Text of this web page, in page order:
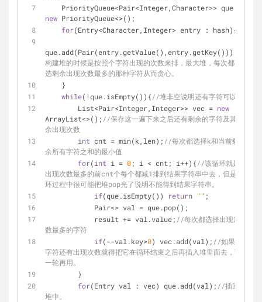
new PriorityQueue<>();
for(Entry<Character,Integer> entry : hash){
que.add(Pair(entry.getValue(),entry.getKey()));
构建堆的时候是按照个字符出现的次数来排，最大堆，每次都先
选剩余出现次数最多的那种字符从而贪心。
    }
while(!que.isEmpty()){//堆非空说明还有字符可以排
        List<Pair<Integer,Integer>> vec =
new
ArrayList<>(); //保存这一遍下来之后还有剩余的字符及其剩
余出现次数
int cnt = min(k,len); //每次都选择k和当前剩
余所有字符之和的最小值
for(int i = 0; i < cnt; i++){//该循环就是
出现次数最多的前cnt个每个都减1排到结果字符串中去，但是循
环过程中很可能把堆pop光了说明不能得到结果字符串。
if(que.isEmpty()) return "" ;
            Pair<> val = que.pop();
            result += val.value;
//每次都选择出现次
数最多的字符
if(--val.key>0) vec.add(val); //如果该
字符还有出现次数就得把它在循环结束之后再插入堆里面去，下
一轮再用。
        }
for(Entry val : vec) que.add(val); //插回
堆中。